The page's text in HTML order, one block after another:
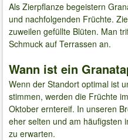
Als Zierpflanze begeistern
und nachfolgenden Früchte.
zuweilen gefüllte Blüten. Man
Schmuck auf Terrassen an.
Wann ist ein
Wenn der Standort optimal ist
stimmen, werden die Früchte
Oktober erntereif. In unseren
eher selten und am häufigsten
zu erwarten.